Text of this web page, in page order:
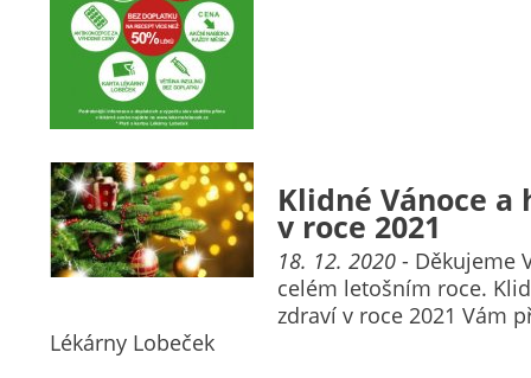
Klidné Vánoce a
v roce 2021
18. 12. 2020 - Děkujeme
celém letošním roce.
zdraví v roce 2021 Vám
Lékárny Lobeček